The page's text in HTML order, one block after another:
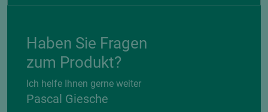
Haben Sie Fragen
zum Produkt?
Ich helfe Ihnen gerne weiter
Pascal Giesche